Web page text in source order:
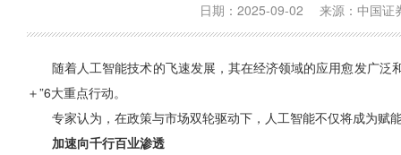
日期：2025-09-02 来源：中国
随着人工智能技术的飞速发展，其在经济领域的应用愈发广泛
＋”6大重点行动。
专家认为，在政策与市场双轮驱动下，人工智能不仅将成为
加速向千行百业渗透